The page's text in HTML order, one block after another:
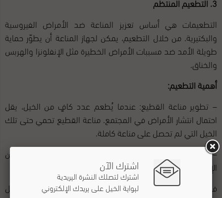
3. التطعيم المنتظم
التطعيمات هي أساس تعزيز المناعة ضد الأمراض الفيروسية
والبكتيرية. من خلال التطعيم، يمكن لجهاز المناعة أن يطوّر حماية
طويلة الأمد ضد مسببات الأمراض الخطيرة مثل الإنفلونزا والهربس
والخناق.
أهمية التطعيم:
– تطوير مناعة القطيع: عندما يُطعم عدد كافٍ من الخيل، يقل
احتمال انتشار الأمراض في المجتمع. مناعة القطيع تحمي حتى تلك
الخيل التي لم تحصل على مناعة كاملة.
– الوقاية من الأمراض المميتة: يمكن أن تقي التطعيمات الخيل من
الإصابة بأمراض قد تكون قاتلة أو تسبب مشكلات صحية خطيرة.
في بريطانيا، تشير التقديرات إلى أن أقل من 50% من الخيل تحصل
اشترك الآن
اشترك لتصلك النشرة البريدية
لبوابة الخيل على بريدك الإلكتروني